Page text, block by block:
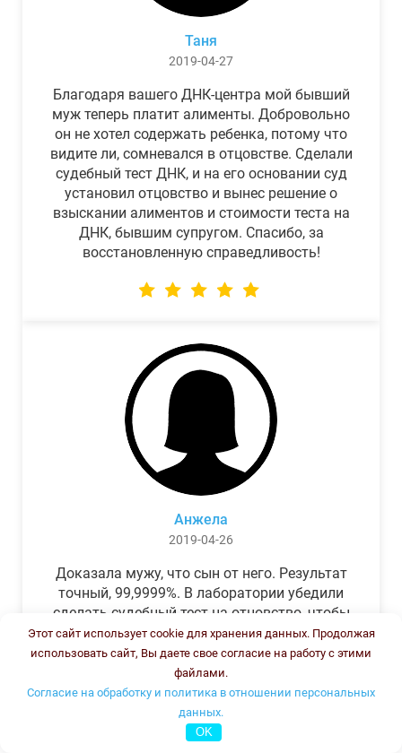
Таня
2019-04-27
Благодаря вашего ДНК-центра мой бывший
муж теперь платит алименты. Добровольно
он не хотел содержать ребенка, потому что
видите ли, сомневался в отцовстве. Сделали
судебный тест ДНК, и на его основании суд
установил отцовство и вынес решение о
взыскании алиментов и стоимости теста на
ДНК, бывшим супругом. Спасибо, за
восстановленную справедливость!
Анжела
2019-04-26
Доказала мужу, что сын от него. Результат
точный, 99,9999%. В лаборатории убедили
сделать судебный тест на отцовство, чтобы
можно было предъявить в суде. Результат
был готов через неделю, как и
обещали.Теперь муж бегает и извиняется.
Этот сайт использует cookie для хранения данных. Продолжая
использовать сайт, Вы даете свое согласие на работу с этими
файлами.
Согласие на обработку и политика в отношении персональных
данных.
OK